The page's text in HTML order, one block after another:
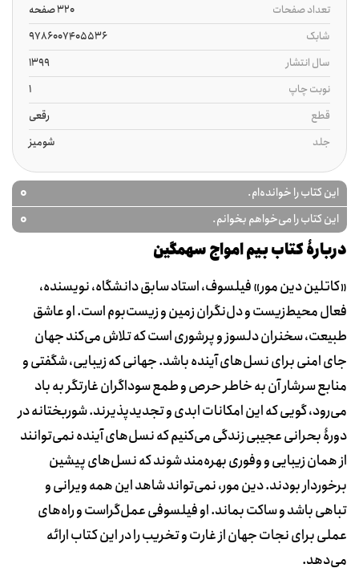
تعداد صفحات
320 صفحه
شابک
9786007405536
سال انتشار
1399
نوبت چاپ
1
قطع
رقعی
جلد
شومیز
این کتاب را خوانده‌ام. 0
این کتاب را می‌خواهم بخوانم. 0
دربارۀ کتاب بیم امواج سهمگین
«کاتلین دین مور» فیلسوف، استاد سابق دانشگاه، نویسنده،
فعال محیط‌زیست و دل‌نگران زمین و زیست‌بوم است. او عاشق
طبیعت، سخنران دلسوز و پرشوری است که تلاش می‌کند جهان
جای امنی برای نسل‌های آینده باشد. جهانی که زیبایی، شگفتی و
منابع سرشار آن به خاطر حرص و طمع سوداگران غارتگر به باد
می‌رود، گویی که این امکانات ابدی و تجدیدپذیرند. شوربختانه در
دورۀ بحرانی عجیبی زندگی می‌کنیم که نسل‌های آینده نمی‌توانند
از همان زیبایی و وفوری بهره‌مند شوند که نسل‌های پیشین
برخوردار بودند. دین‌ مور، نمی‌تواند شاهد این‌ همه ویرانی و
تباهی باشد و ساکت بماند. او فیلسوفی عمل‌گراست و راه‌های
عملی برای نجات جهان از غارت و تخریب را در این کتاب ارائه
می‌دهد.